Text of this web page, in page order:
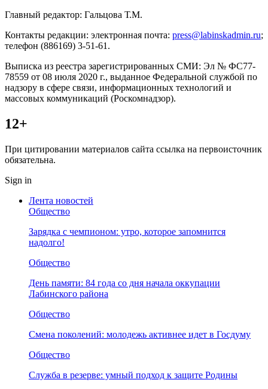
Главный редактор: Гальцова Т.М.
Контакты редакции: электронная почта: press@labinskadmin.ru;
телефон (886169) 3-51-61.
Выписка из реестра зарегистрированных СМИ: Эл № ФС77-
78559 от 08 июля 2020 г., выданное Федеральной службой по
надзору в сфере связи, информационных технологий и
массовых коммуникаций (Роскомнадзор).
12+
При цитировании материалов сайта ссылка на первоисточник
обязательна.
Sign in
Лента новостей
Общество
Зарядка с чемпионом: утро, которое запомнится
надолго!
Общество
День памяти: 84 года со дня начала оккупации
Лабинского района
Общество
Смена поколений: молодежь активнее идет в Госдуму
Общество
Служба в резерве: умный подход к защите Родины